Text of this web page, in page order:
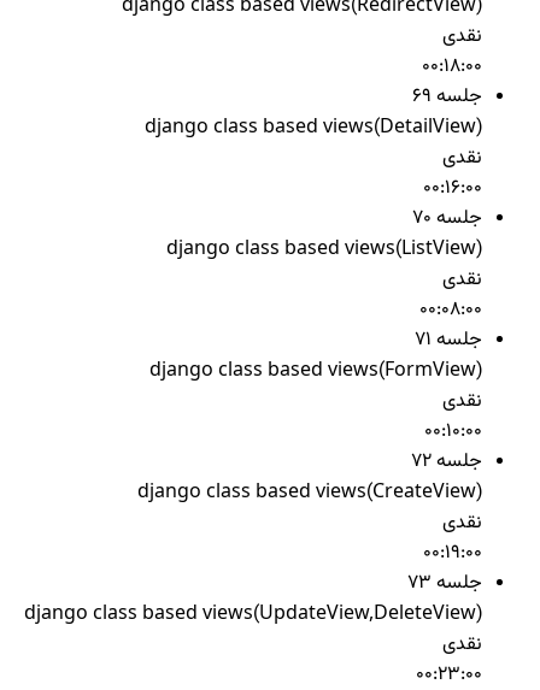
django class based views(RedirectView)
نقدی
00:18:00
جلسه 69
django class based views(DetailView)
نقدی
00:16:00
جلسه 70
django class based views(ListView)
نقدی
00:08:00
جلسه 71
django class based views(FormView)
نقدی
00:10:00
جلسه 72
django class based views(CreateView)
نقدی
00:19:00
جلسه 73
django class based views(UpdateView,DeleteView)
نقدی
00:23:00